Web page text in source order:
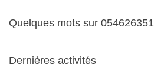
Quelques mots sur 054626351
Dernières activités